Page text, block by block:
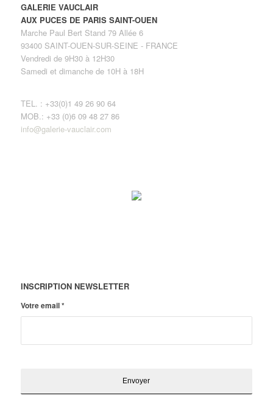
GALERIE VAUCLAIR
AUX PUCES DE PARIS SAINT-OUEN
Marche Paul Bert Stand 79 Allée 6
93400 SAINT-OUEN-SUR-SEINE - FRANCE
Vendredi de 9H30 à 12H30
Samedi et dimanche de 10H à 18H
TEL. : +33(0)1 49 26 90 64
MOB.: +33 (0)6 09 48 27 86
info@galerie-vauclair.com
INSCRIPTION NEWSLETTER
Votre email*